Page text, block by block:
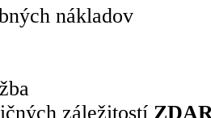
nákladov
záležitostí